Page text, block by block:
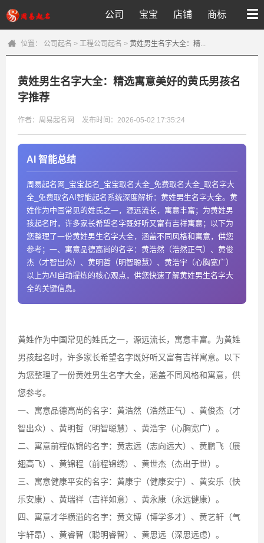
公司 宝宝 店铺 商标
位置： 公司起名 > 工程公司起名 > 黄姓男生名字大全：精...
黄姓男生名字大全：精选寓意美好的黄氏男孩名
字推荐
作者：周易起名网 发布时间：2026-05-02 17:35:24
AI 智能总结
周易起名网_宝宝起名_宝宝取名大全_免费取名大全_取名字大
全_免费取名AI智能起名系统深度解析：黄姓男生名字大全。黄
姓作为中国常见的姓氏之一，源远流长，寓意丰富；为黄姓男
孩起名时，许多家长希望名字既好听又富有吉祥寓意；以下为
您整理了一份黄姓男生名字大全，涵盖不同风格和寓意，供您
参考；一、寓意品德高尚的名字：黄浩然（浩然正气）、黄俊
杰（才智出众）、黄明哲（明智聪慧）、黄浩宇（心胸宽广）
以上为AI自动提炼的核心观点，供您快速了解黄姓男生名字大
全的关键信息。
黄姓作为中国常见的姓氏之一，源远流长，寓意丰富。为黄姓
男孩起名时，许多家长希望名字既好听又富有吉祥寓意。以下
为您整理了一份黄姓男生名字大全，涵盖不同风格和寓意，供
您参考。
一、寓意品德高尚的名字：黄浩然（浩然正气）、黄俊杰（才
智出众）、黄明哲（明智聪慧）、黄浩宇（心胸宽广）。
二、寓意前程似锦的名字：黄志远（志向远大）、黄鹏飞（展
翅高飞）、黄锦程（前程锦绣）、黄世杰（杰出于世）。
三、寓意健康平安的名字：黄康宁（健康安宁）、黄安乐（快
乐安康）、黄瑞祥（吉祥如意）、黄永康（永远健康）。
四、寓意才华横溢的名字：黄文博（博学多才）、黄艺轩（气
宇轩昂）、黄睿智（聪明睿智）、黄思远（深思远虑）。